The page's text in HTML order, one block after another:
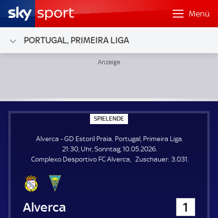
Menü
PORTUGAL, PRIMEIRA LIGA
SPIELENDE
P
E
L
E
N
Alverca - GD Estoril Praia. Portugal, Primeira Liga.
21:30, Uhr, Sonntag, 10.05.2026.
Complexo Desportivo FC Alverca
Zuschauer: Z
3.031.
Alverca 1